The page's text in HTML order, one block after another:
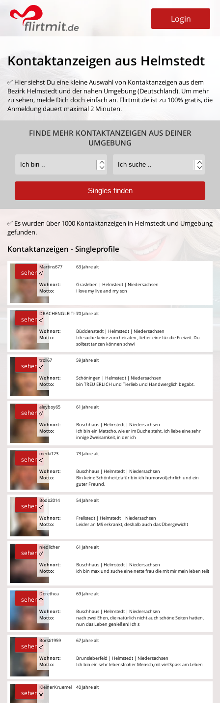
Login
Kontaktanzeigen aus Helmstedt
✅ Hier siehst Du eine kleine Auswahl von Kontaktanzeigen aus dem
Bezirk Helmstedt und der nahen Umgebung (Deutschland). Um mehr
zu sehen, melde Dich doch einfach an. Flirtmit.de ist zu 100% gratis, die
Anmeldung dauert maximal 2 Minuten.
FINDE MEHR KONTAKTANZEIGEN AUS DEINER
UMGEBUNG
✅ Es wurden über 1000 Kontaktanzeigen in Helmstedt und Umgebung
gefunden.
Kontaktanzeigen - Singleprofile
sehen
Martins677
Wohnort:
Motto:
63 Jahre alt
Grasleben | Helmstedt | Niedersachsen
I love my live and my son
sehen
DRACHENGLEITER
Wohnort:
Motto:
70 Jahre alt
Büddenstedt | Helmstedt | Niedersachsen
Ich suche keine zum heiraten , lieber eine für die Freizeit. Du
solltest tanzen können schwi
sehen
troll67
Wohnort:
Motto:
59 Jahre alt
Schöningen | Helmstedt | Niedersachsen
bin TREU ERLICH und Tierlieb und Handwerglich begabt.
sehen
aleyboy65
Wohnort:
Motto:
61 Jahre alt
Buschhaus | Helmstedt | Niedersachsen
Ich bin ein Matscho, wie er im Buche steht. Ich liebe eine sehr
innige Zweisamkeit, in der ich
sehen
mecki123
Wohnort:
Motto:
73 Jahre alt
Buschhaus | Helmstedt | Niedersachsen
Bin keine Schönheit,dafür bin ich humorvoll,ehrlich und ein
guter Freund.
sehen
Bodo2014
Wohnort:
Motto:
54 Jahre alt
Frellstedt | Helmstedt | Niedersachsen
Leider an MS erkrankt, deshalb auch das Übergewicht
sehen
niedlicher
Wohnort:
Motto:
61 Jahre alt
Buschhaus | Helmstedt | Niedersachsen
ich bin max und suche eine nette frau die mit mir mein leben teilt
sehen
Dorethea
Wohnort:
Motto:
69 Jahre alt
Buschhaus | Helmstedt | Niedersachsen
nach zwei Ehen, die natürlich nicht auch schöne Seiten hatten,
nun das Leben genießen! Ich s
sehen
Borsti1959
Wohnort:
Motto:
67 Jahre alt
Brunsleberfeld | Helmstedt | Niedersachsen
Ich bin ein sehr lebensfroher Mensch,mit viel Spass am Leben
sehen
KleinerKruemel 40 Jahre alt